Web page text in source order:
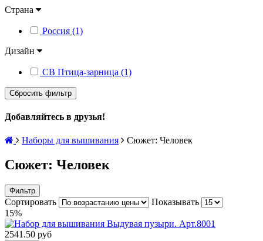
Страна
Россия (1)
Дизайн
СВ Птица-зарница (1)
Сбросить фильтр
Добавляйтесь в друзья!
Наборы для вышивания Сюжет: Человек
Сюжет: Человек
Фильтр
Сортировать
Показывать
15%
2541.50 руб